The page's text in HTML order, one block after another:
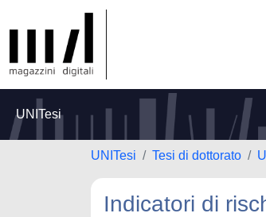
UNITesi
UNITesi Tesi di dottorato
Indicatori di